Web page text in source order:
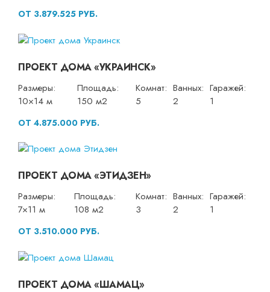
ОТ 3.879.525 РУБ.
ПРОЕКТ ДОМА «УКРАИНСК»
Размеры:
10×14 м
Площадь:
150 м2
Комнат:
5
Ванных:
2
Гаражей:
1
ОТ 4.875.000 РУБ.
ПРОЕКТ ДОМА «ЭТИДЗЕН»
Размеры:
7×11 м
Площадь:
108 м2
Комнат:
3
Ванных:
2
Гаражей:
1
ОТ 3.510.000 РУБ.
ПРОЕКТ ДОМА «ШАМАЦ»